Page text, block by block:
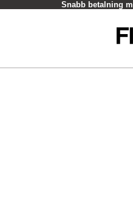
Hämta i butik -